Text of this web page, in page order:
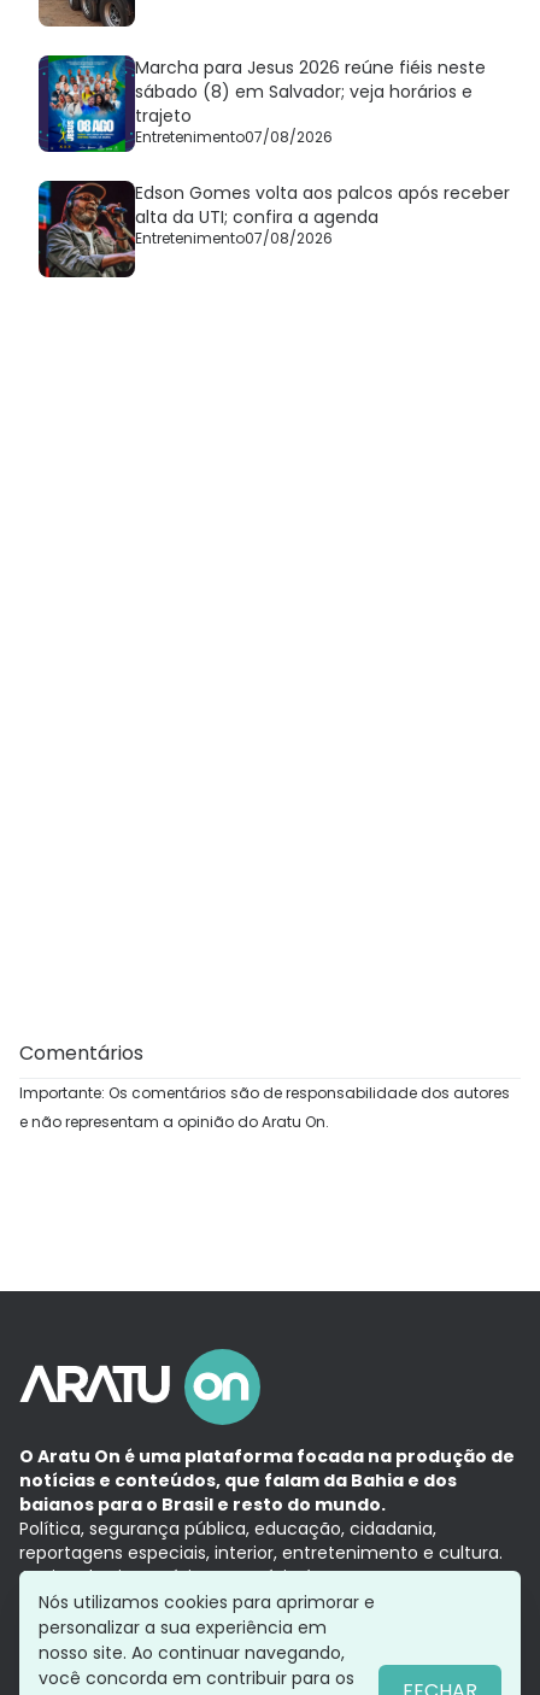
Marcha para Jesus 2026 reúne fiéis neste
sábado (8) em Salvador; veja horários e
trajeto
Entretenimento07/08/2026
Edson Gomes volta aos palcos após receber
alta da UTI; confira a agenda
Entretenimento07/08/2026
Comentários
Importante: Os comentários são de responsabilidade dos autores
e não representam a opinião do Aratu On.
O Aratu On é uma plataforma focada na produção de
notícias e conteúdos, que falam da Bahia e dos
baianos para o Brasil e resto do mundo.
Política, segurança pública, educação, cidadania,
reportagens especiais, interior, entretenimento e cultura.
Aqui, tudo vira notícia e a notícia é no tempo presente,
com a credibilidade do Grupo Aratu.
Grupo Aratu
Política de privacidade
Nós utilizamos cookies para aprimorar e
personalizar a sua experiência em
nosso site. Ao continuar navegando,
você concorda em contribuir para os